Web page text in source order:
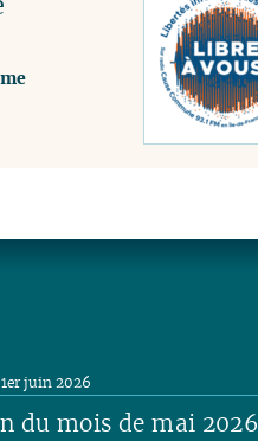
du mois de mai 2026
juin 2026